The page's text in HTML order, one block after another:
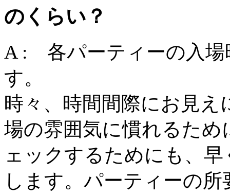
のくらい？
A : 各パーティーの入場
す。
時々、時間間際にお見
場の雰囲気に慣れるた
ェックするためにも、
します。パーティーの